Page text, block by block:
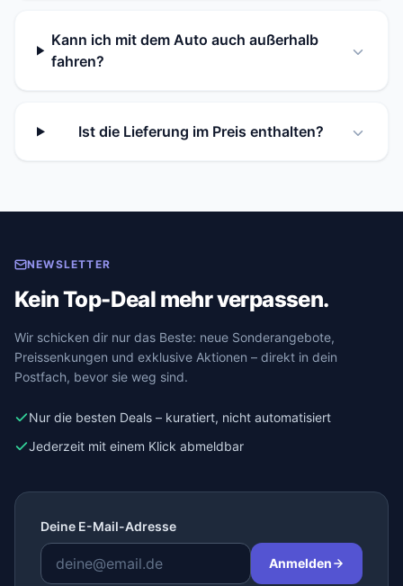
Kann ich mit dem Auto auch außerhalb
fahren?
Ist die Lieferung im Preis enthalten?
NEWSLETTER
Kein Top-Deal mehr verpassen.
Wir schicken dir nur das Beste: neue Sonderangebote,
Preissenkungen und exklusive Aktionen – direkt in dein
Postfach, bevor sie weg sind.
Nur die besten Deals – kuratiert, nicht automatisiert
Jederzeit mit einem Klick abmeldbar
Deine E-Mail-Adresse
Anmelden